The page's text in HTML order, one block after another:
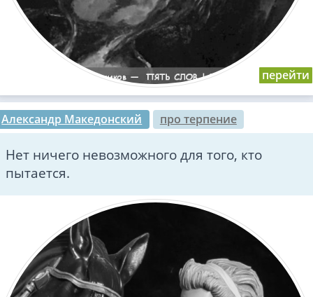
Александр Македонский про терпение
Нет ничего невозможного для того, кто
пытается.